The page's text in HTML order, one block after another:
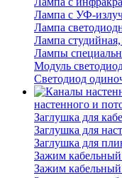
Лампа с УФ-
Лампа
Лампа
Лампы
Модуль
Светодиод
настенного и
Заглушка для
Заглушка для
Заглушка для
Зажим кабельный
Зажим кабельный